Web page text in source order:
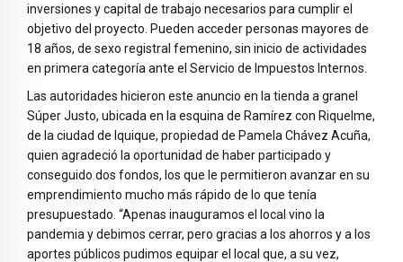
inversiones y capital de trabajo necesarios para cumplir el
objetivo del proyecto. Pueden acceder personas mayores de
18 años, de sexo registral femenino, sin inicio de actividades
en primera categoría ante el Servicio de Impuestos Internos.
Las autoridades hicieron este anuncio en la tienda a granel
Súper Justo, ubicada en la esquina de Ramírez con Riquelme,
de la ciudad de Iquique, propiedad de Pamela Chávez Acuña,
quien agradeció la oportunidad de haber participado y
conseguido dos fondos, los que le permitieron avanzar en su
emprendimiento mucho más rápido de lo que tenía
presupuestado. “Apenas inauguramos el local vino la
pandemia y debimos cerrar, pero gracias a los ahorros y a los
aportes públicos pudimos equipar el local que, a su vez,